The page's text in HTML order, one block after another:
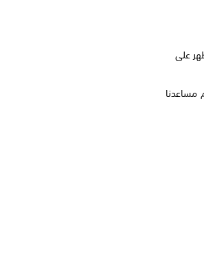
على
مساعدنا